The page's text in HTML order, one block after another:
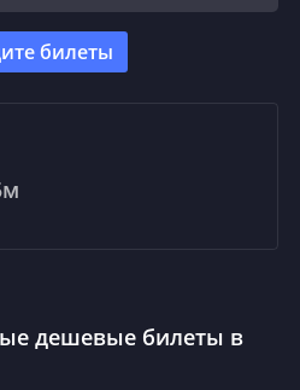
билеты
дешевые билеты в